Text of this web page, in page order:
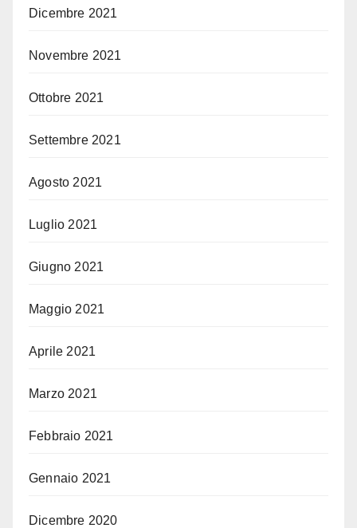
Dicembre 2021
Novembre 2021
Ottobre 2021
Settembre 2021
Agosto 2021
Luglio 2021
Giugno 2021
Maggio 2021
Aprile 2021
Marzo 2021
Febbraio 2021
Gennaio 2021
Dicembre 2020